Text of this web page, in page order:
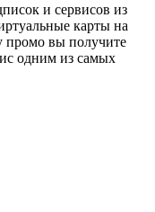
и сервисов из
карты на
промо вы получите
одним из самых